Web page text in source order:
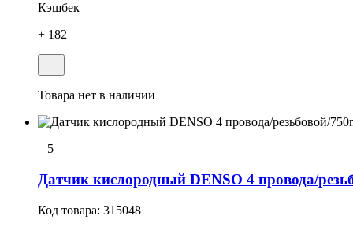
Кэшбек
+ 182
Товара нет в наличии
5
Датчик кислородный DENSO 4 провода/
Код товара: 315048